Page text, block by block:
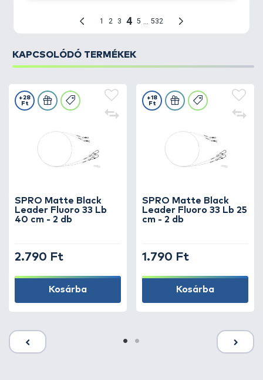
KAPCSOLÓDÓ TERMÉKEK
SPRO Matte Black
Leader Fluoro 33 Lb
40 cm - 2 db
+28
Ft
2.790 Ft
Kosárba
SPRO Matte Black
Leader Fluoro 33 Lb 25
cm - 2 db
+18
Ft
1.790 Ft
Kosárba